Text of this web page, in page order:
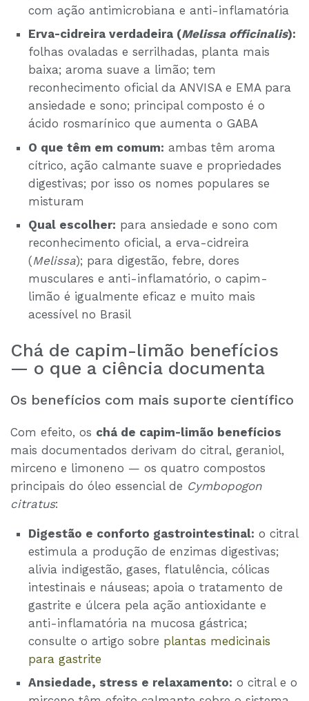
com ação antimicrobiana e anti-inflamatória
Erva-cidreira verdadeira (Melissa officinalis):
folhas ovaladas e serrilhadas, planta mais
baixa; aroma suave a limão; tem
reconhecimento oficial da ANVISA e EMA para
ansiedade e sono; principal composto é o
ácido rosmarínico que aumenta o GABA
O que têm em comum: ambas têm aroma
cítrico, ação calmante suave e propriedades
digestivas; por isso os nomes populares se
misturam
Qual escolher: para ansiedade e sono com
reconhecimento oficial, a erva-cidreira
(Melissa); para digestão, febre, dores
musculares e anti-inflamatório, o capim-
limão é igualmente eficaz e muito mais
acessível no Brasil
Chá de capim-limão benefícios
— o que a ciência documenta
Os benefícios com mais suporte científico
Com efeito, os chá de capim-limão benefícios
mais documentados derivam do citral, geraniol,
mirceno e limoneno — os quatro compostos
principais do óleo essencial de Cymbopogon
citratus:
Digestão e conforto gastrointestinal: o citral
estimula a produção de enzimas digestivas;
alivia indigestão, gases, flatulência, cólicas
intestinais e náuseas; apoia o tratamento de
gastrite e úlcera pela ação antioxidante e
anti-inflamatória na mucosa gástrica;
consulte o artigo sobre plantas medicinais
para gastrite
Ansiedade, stress e relaxamento: o citral e o